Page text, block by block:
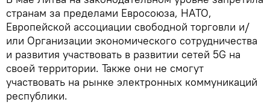
странам за пределами Евросоюза, НАТО,
Европейской ассоциации свободной торговли и/
или Организации экономического сотрудничества
и развития участвовать в развитии сетей 5G на
своей территории. Также они не смогут
участвовать на рынке электронных коммуникаций
республики.